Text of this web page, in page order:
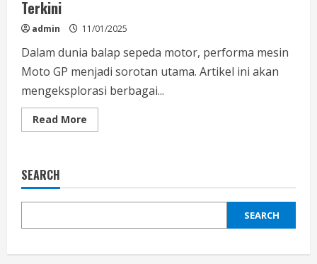
Terkini
admin 11/01/2025
Dalam dunia balap sepeda motor, performa mesin
Moto GP menjadi sorotan utama. Artikel ini akan
mengeksplorasi berbagai...
Read More
more
Teknologi
SEARCH
SEARCH